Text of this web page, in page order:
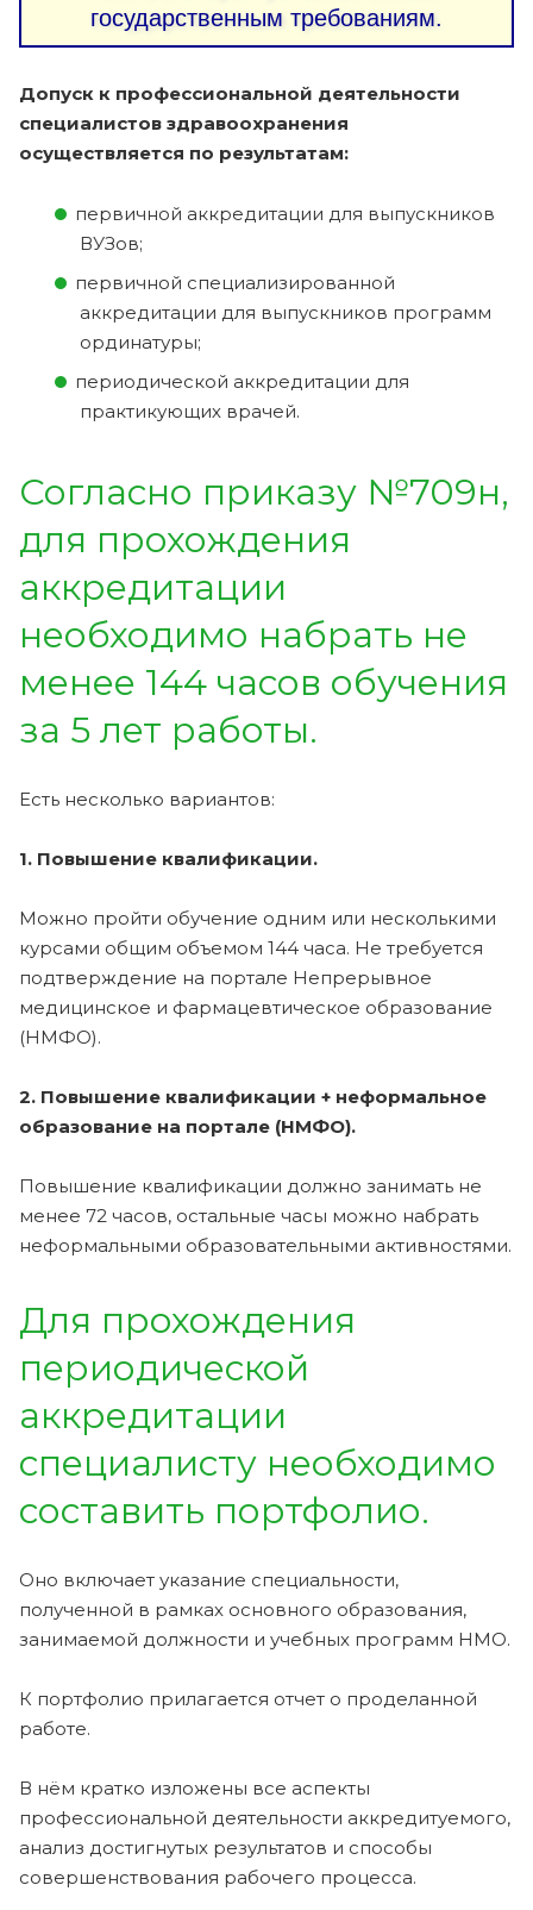
государственным требованиям.
Допуск к профессиональной деятельности
специалистов здравоохранения
осуществляется по результатам:
первичной аккредитации для выпускников
ВУЗов;
первичной специализированной
аккредитации для выпускников программ
ординатуры;
периодической аккредитации для
практикующих врачей.
Согласно приказу №709н,
для прохождения
аккредитации
необходимо набрать не
менее 144 часов обучения
за 5 лет работы.
Есть несколько вариантов:
1. Повышение квалификации.
Можно пройти обучение одним или несколькими
курсами общим объемом 144 часа. Не требуется
подтверждение на портале Непрерывное
медицинское и фармацевтическое образование
(НМФО).
2. Повышение квалификации + неформальное
образование на портале (НМФО).
Повышение квалификации должно занимать не
менее 72 часов, остальные часы можно набрать
неформальными образовательными активностями.
Для прохождения
периодической
аккредитации
специалисту необходимо
составить портфолио.
Оно включает указание специальности,
полученной в рамках основного образования,
занимаемой должности и учебных программ НМО.
К портфолио прилагается отчет о проделанной
работе.
В нём кратко изложены все аспекты
профессиональной деятельности аккредитуемого,
анализ достигнутых результатов и способы
совершенствования рабочего процесса.